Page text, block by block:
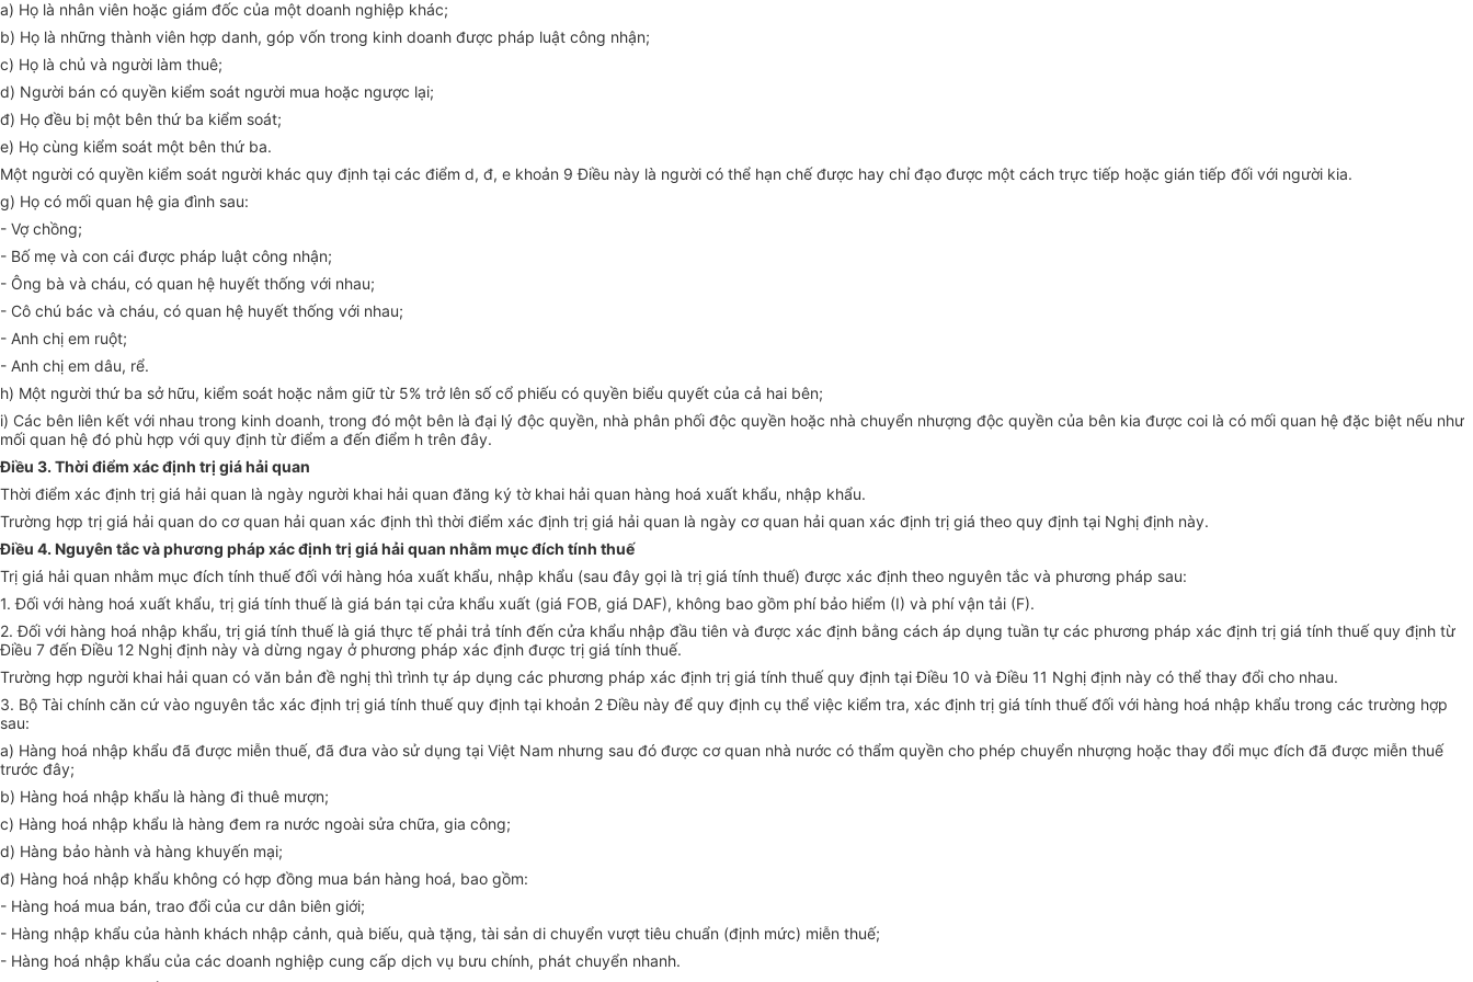
a) Họ là nhân viên hoặc giám đốc của một doanh nghiệp khác;
b) Họ là những thành viên hợp danh, góp vốn trong kinh doanh được pháp luật công nhận;
c) Họ là chủ và người làm thuê;
d) Người bán có quyền kiểm soát người mua hoặc ngược lại;
đ) Họ đều bị một bên thứ ba kiểm soát;
e) Họ cùng kiểm soát một bên thứ ba.
Một người có quyền kiểm soát người khác quy định tại các điểm d, đ, e khoản 9 Điều này là người có thể hạn chế được hay chỉ đạo được một cách trực tiếp hoặc gián tiếp đối với người kia.
g) Họ có mối quan hệ gia đình sau:
- Vợ chồng;
- Bố mẹ và con cái được pháp luật công nhận;
- Ông bà và cháu, có quan hệ huyết thống với nhau;
- Cô chú bác và cháu, có quan hệ huyết thống với nhau;
- Anh chị em ruột;
- Anh chị em dâu, rể.
h) Một người thứ ba sở hữu, kiểm soát hoặc nắm giữ từ 5% trở lên số cổ phiếu có quyền biểu quyết của cả hai bên;
i) Các bên liên kết với nhau trong kinh doanh, trong đó một bên là đại lý độc quyền, nhà phân phối độc quyền hoặc nhà chuyển nhượng độc quyền của bên kia được coi là có mối quan hệ đặc biệt nếu như
mối quan hệ đó phù hợp với quy định từ điểm a đến điểm h trên đây.
Điều 3. Thời điểm xác định trị giá hải quan
Thời điểm xác định trị giá hải quan là ngày người khai hải quan đăng ký tờ khai hải quan hàng hoá xuất khẩu, nhập khẩu.
Trường hợp trị giá hải quan do cơ quan hải quan xác định thì thời điểm xác định trị giá hải quan là ngày cơ quan hải quan xác định trị giá theo quy định tại Nghị định này.
Điều 4. Nguyên tắc và phương pháp xác định trị giá hải quan nhằm mục đích tính thuế
Trị giá hải quan nhằm mục đích tính thuế đối với hàng hóa xuất khẩu, nhập khẩu (sau đây gọi là trị giá tính thuế) được xác định theo nguyên tắc và phương pháp sau:
1. Đối với hàng hoá xuất khẩu, trị giá tính thuế là giá bán tại cửa khẩu xuất (giá FOB, giá DAF), không bao gồm phí bảo hiểm (I) và phí vận tải (F).
2. Đối với hàng hoá nhập khẩu, trị giá tính thuế là giá thực tế phải trả tính đến cửa khẩu nhập đầu tiên và được xác định bằng cách áp dụng tuần tự các phương pháp xác định trị giá tính thuế quy định từ
Điều 7 đến Điều 12 Nghị định này và dừng ngay ở phương pháp xác định được trị giá tính thuế.
Trường hợp người khai hải quan có văn bản đề nghị thì trình tự áp dụng các phương pháp xác định trị giá tính thuế quy định tại Điều 10 và Điều 11 Nghị định này có thể thay đổi cho nhau.
3. Bộ Tài chính căn cứ vào nguyên tắc xác định trị giá tính thuế quy định tại khoản 2 Điều này để quy định cụ thể việc kiểm tra, xác định trị giá tính thuế đối với hàng hoá nhập khẩu trong các trường hợp
sau:
a) Hàng hoá nhập khẩu đã được miễn thuế, đã đưa vào sử dụng tại Việt Nam nhưng sau đó được cơ quan nhà nước có thẩm quyền cho phép chuyển nhượng hoặc thay đổi mục đích đã được miễn thuế
trước đây;
b) Hàng hoá nhập khẩu là hàng đi thuê mượn;
c) Hàng hoá nhập khẩu là hàng đem ra nước ngoài sửa chữa, gia công;
d) Hàng bảo hành và hàng khuyến mại;
đ) Hàng hoá nhập khẩu không có hợp đồng mua bán hàng hoá, bao gồm:
- Hàng hoá mua bán, trao đổi của cư dân biên giới;
- Hàng nhập khẩu của hành khách nhập cảnh, quà biếu, quà tặng, tài sản di chuyển vượt tiêu chuẩn (định mức) miễn thuế;
- Hàng hoá nhập khẩu của các doanh nghiệp cung cấp dịch vụ bưu chính, phát chuyển nhanh.